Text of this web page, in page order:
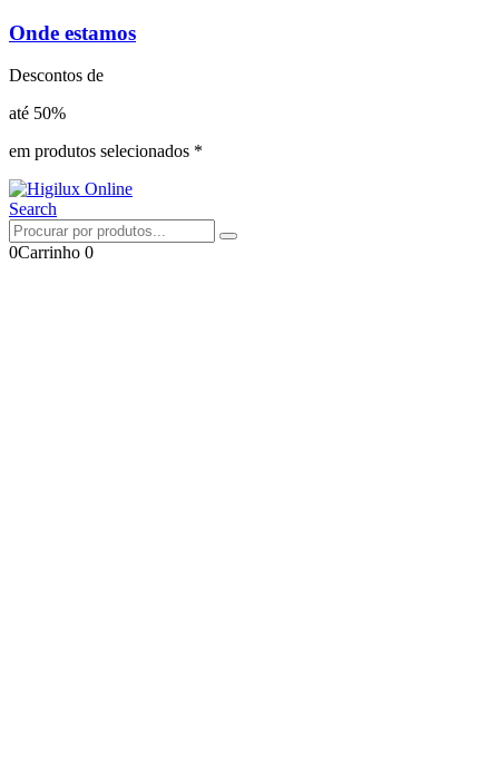
Onde estamos
Descontos de
até 50%
em produtos selecionados *
Search
0Carrinho 0